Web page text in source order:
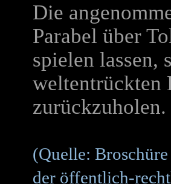
Die
Parabel über
spielen lassen,
weltentrückten
zurückzuholen.
(Quelle: Broschüre
der öffentlich-